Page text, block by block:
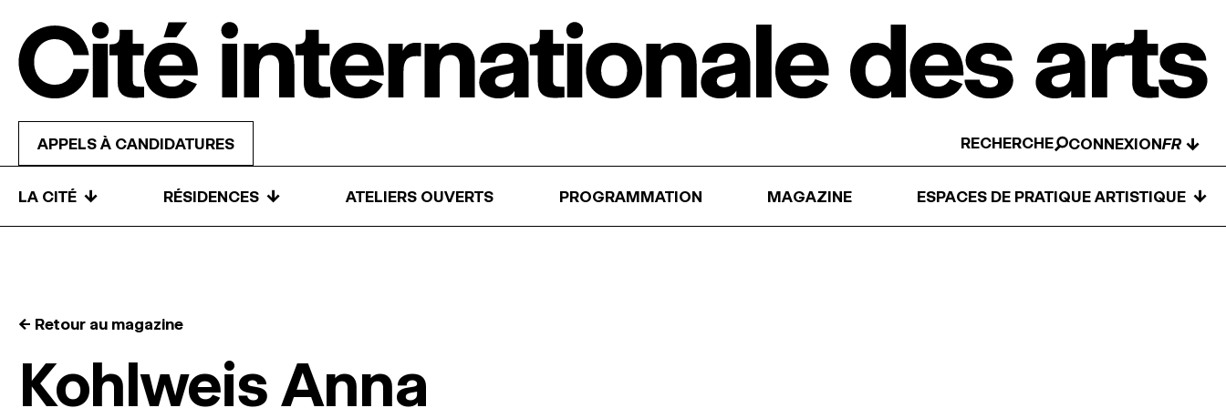
APPELS À CANDIDATURES RECHERCHE CONNEXION ↓
LA CITÉ ↓ RÉSIDENCES ↓ ATELIERS OUVERTS PROGRAMMATION MAGAZINE ESPACES DE PRATIQUE ARTISTIQUE ↓
← Retour au magazine
Kohlweis Anna